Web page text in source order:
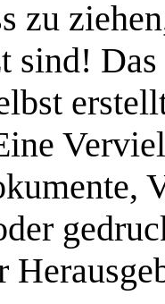
zu
sind!